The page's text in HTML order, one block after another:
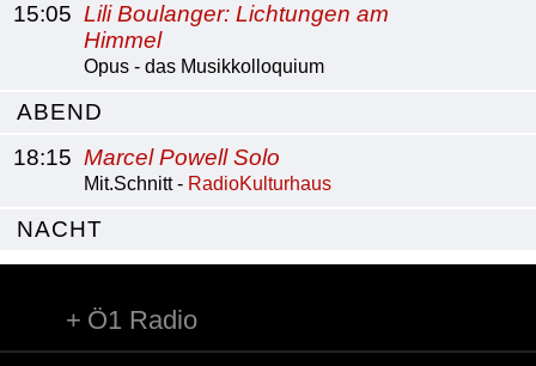
15:05 Lili Boulanger: Lichtungen am
Himmel
Opus - das Musikkolloquium
ABEND
18:15 Marcel Powell Solo
Mit.Schnitt - RadioKulturhaus
NACHT
Ö1 Radio